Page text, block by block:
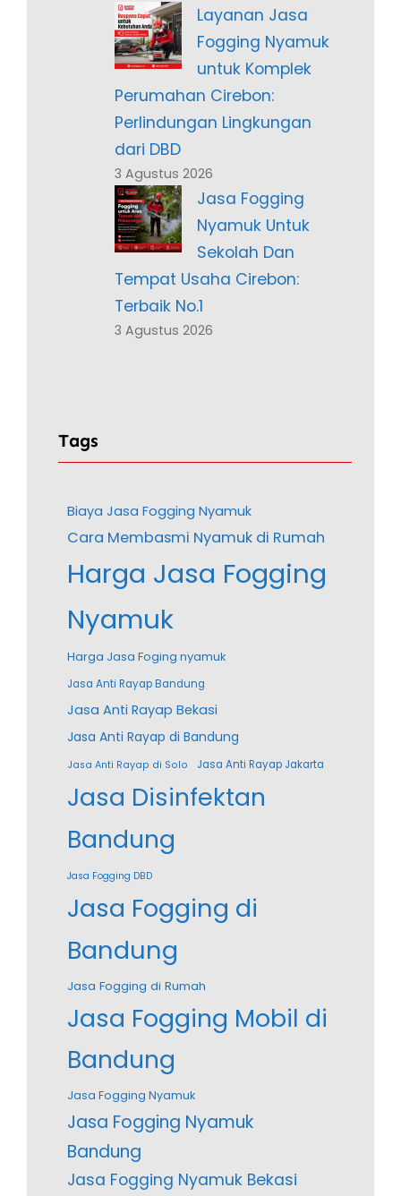
Layanan Jasa
Fogging Nyamuk
untuk Komplek
Perumahan Cirebon:
Perlindungan Lingkungan
dari DBD
3 Agustus 2026
Jasa Fogging
Nyamuk Untuk
Sekolah Dan
Tempat Usaha Cirebon:
Terbaik No.1
3 Agustus 2026
Tags
Biaya Jasa Fogging Nyamuk
Cara Membasmi Nyamuk di Rumah
Harga Jasa Fogging
Nyamuk
Harga Jasa Foging nyamuk
Jasa Anti Rayap Bandung
Jasa Anti Rayap Bekasi
Jasa Anti Rayap di Bandung
Jasa Anti Rayap di Solo Jasa Anti Rayap Jakarta
Jasa Disinfektan
Bandung
Jasa Fogging DBD
Jasa Fogging di
Bandung
Jasa Fogging di Rumah
Jasa Fogging Mobil di
Bandung
Jasa Fogging Nyamuk
Jasa Fogging Nyamuk
Bandung
Jasa Fogging Nyamuk Bekasi